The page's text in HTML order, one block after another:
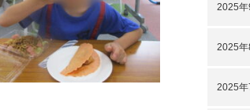
2025年
2025年
2025年